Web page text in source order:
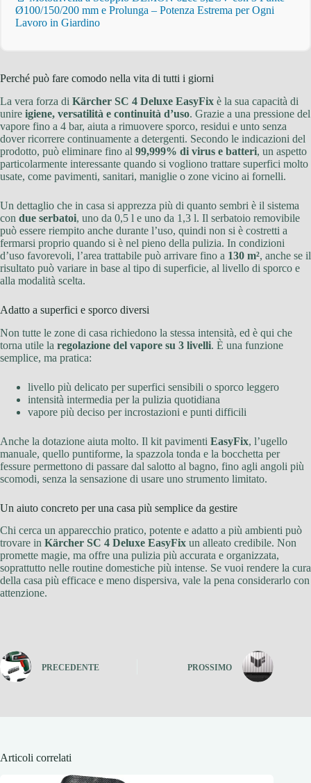
Ø100/150/200 mm e Prolunga – Potenza Estrema per Ogni
Lavoro in Giardino
Perché può fare comodo nella vita di tutti i giorni
La vera forza di Kärcher SC 4 Deluxe EasyFix è la sua capacità di
unire igiene, versatilità e continuità d’uso. Grazie a una pressione del
vapore fino a 4 bar, aiuta a rimuovere sporco, residui e unto senza
dover ricorrere continuamente a detergenti. Secondo le indicazioni del
prodotto, può eliminare fino al 99,999% di virus e batteri, un aspetto
particolarmente interessante quando si vogliono trattare superfici molto
usate, come pavimenti, sanitari, maniglie o zone vicino ai fornelli.
Un dettaglio che in casa si apprezza più di quanto sembri è il sistema
con due serbatoi, uno da 0,5 l e uno da 1,3 l. Il serbatoio removibile
può essere riempito anche durante l’uso, quindi non si è costretti a
fermarsi proprio quando si è nel pieno della pulizia. In condizioni
d’uso favorevoli, l’area trattabile può arrivare fino a 130 m², anche se il
risultato può variare in base al tipo di superficie, al livello di sporco e
alla modalità scelta.
Adatto a superfici e sporco diversi
Non tutte le zone di casa richiedono la stessa intensità, ed è qui che
torna utile la regolazione del vapore su 3 livelli. È una funzione
semplice, ma pratica:
livello più delicato per superfici sensibili o sporco leggero
intensità intermedia per la pulizia quotidiana
vapore più deciso per incrostazioni e punti difficili
Anche la dotazione aiuta molto. Il kit pavimenti EasyFix, l’ugello
manuale, quello puntiforme, la spazzola tonda e la bocchetta per
fessure permettono di passare dal salotto al bagno, fino agli angoli più
scomodi, senza la sensazione di usare uno strumento limitato.
Un aiuto concreto per una casa più semplice da gestire
Chi cerca un apparecchio pratico, potente e adatto a più ambienti può
trovare in Kärcher SC 4 Deluxe EasyFix un alleato credibile. Non
promette magie, ma offre una pulizia più accurata e organizzata,
soprattutto nelle routine domestiche più intense. Se vuoi rendere la cura
della casa più efficace e meno dispersiva, vale la pena considerarlo con
attenzione.
PRECEDENTE PROSSIMO
Articoli correlati